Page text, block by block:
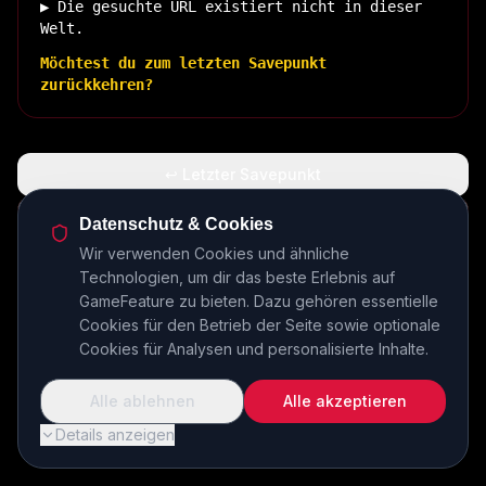
▶ Die gesuchte URL existiert nicht in dieser
Welt.
Möchtest du zum letzten Savepunkt
zurückkehren?
🏠 Zurück zur Basis
INSERT COIN TO CONTINUE...
Datenschutz & Cookies
Wir verwenden Cookies und ähnliche
Technologien, um dir das beste Erlebnis auf
GameFeature zu bieten. Dazu gehören essentielle
Cookies für den Betrieb der Seite sowie optionale
Cookies für Analysen und personalisierte Inhalte.
Details anzeigen
Alle ablehnen Alle akzeptieren